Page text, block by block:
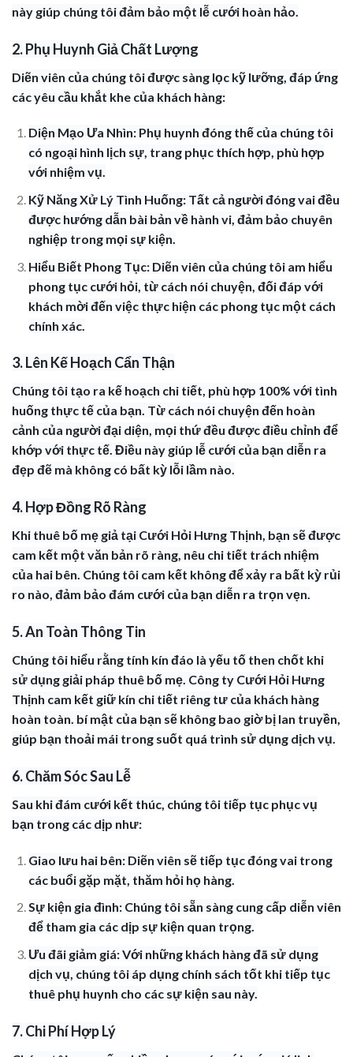
này giúp chúng tôi đảm bảo một lễ cưới hoàn hảo.
2. Phụ Huynh Giả Chất Lượng
Diẽn viên của chúng tôi được sàng lọc kỹ lưỡng, đáp ứng
các yêu cầu khắt khe của khách hàng:
Diện Mạo Ưa Nhìn: Phụ huynh đóng thế của chúng tôi
có ngoại hình lịch sự, trang phục thích hợp, phù hợp
với nhiệm vụ.
Kỹ Năng Xử Lý Tình Huống: Tất cả người đóng vai đều
được hướng dẫn bài bản về hành vi, đảm bảo chuyên
nghiệp trong mọi sự kiện.
Hiểu Biết Phong Tục: Diẽn viên của chúng tôi am hiểu
phong tục cưới hỏi, từ cách nói chuyện, đối đáp với
khách mời đến việc thực hiện các phong tục một cách
chính xác.
3. Lên Kế Hoạch Cẩn Thận
Chúng tôi tạo ra kế hoạch chi tiết, phù hợp 100% với tình
huống thực tế của bạn. Từ cách nói chuyện đến hoàn
cảnh của người đại diện, mọi thứ đều được điều chỉnh để
khớp với thực tế. Điều này giúp lễ cưới của bạn diễn ra
đẹp đẽ mà không có bất kỳ lỗi lầm nào.
4. Hợp Đồng Rõ Ràng
Khi thuê bố mẹ giả tại Cưới Hỏi Hưng Thịnh, bạn sẽ được
cam kết một văn bản rõ ràng, nêu chi tiết trách nhiệm
của hai bên. Chúng tôi cam kết không để xảy ra bất kỳ rủi
ro nào, đảm bảo đám cưới của bạn diễn ra trọn vẹn.
5. An Toàn Thông Tin
Chúng tôi hiểu rằng tính kín đáo là yếu tố then chốt khi
sử dụng giải pháp thuê bố mẹ. Công ty Cưới Hỏi Hưng
Thịnh cam kết giữ kín chi tiết riêng tư của khách hàng
hoàn toàn. bí mật của bạn sẽ không bao giờ bị lan truyền,
giúp bạn thoải mái trong suốt quá trình sử dụng dịch vụ.
6. Chăm Sóc Sau Lễ
Sau khi đám cưới kết thúc, chúng tôi tiếp tục phục vụ
bạn trong các dịp như:
Giao lưu hai bên: Diẽn viên sẽ tiếp tục đóng vai trong
các buổi gặp mặt, thăm hỏi họ hàng.
Sự kiện gia đình: Chúng tôi sẵn sàng cung cấp diễn viên
để tham gia các dịp sự kiện quan trọng.
Ưu đãi giảm giá: Với những khách hàng đã sử dụng
dịch vụ, chúng tôi áp dụng chính sách tốt khi tiếp tục
thuê phụ huynh cho các sự kiện sau này.
7. Chi Phí Hợp Lý